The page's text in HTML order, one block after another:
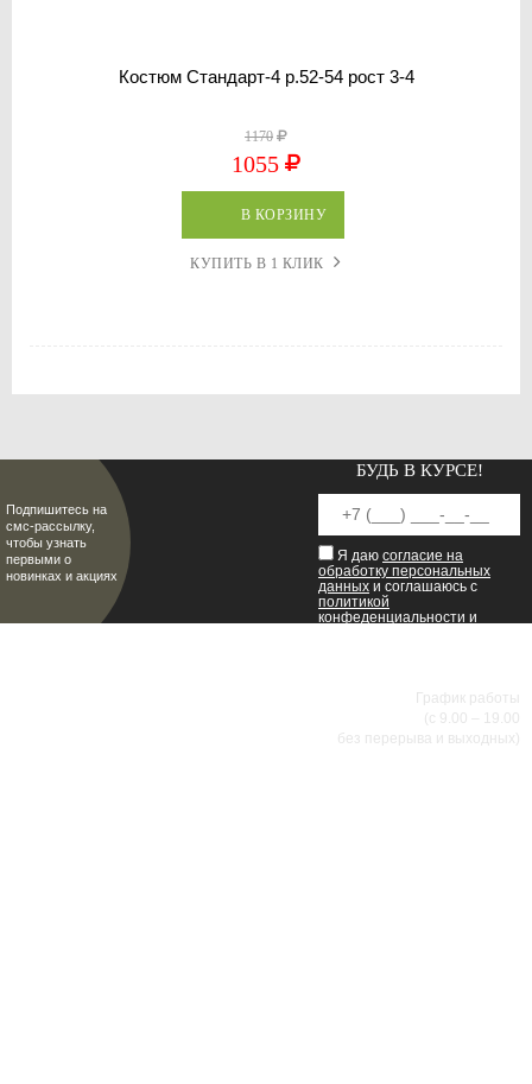
Костюм Стандарт-4 р.52-54 рост 3-4
1170
1055
В КОРЗИНУ
КУПИТЬ В 1 КЛИК
Подпишитесь на
смс-рассылку,
чтобы узнать
первыми о
новинках и акциях
БУДЬ В КУРСЕ!
Я даю согласие на
обработку персональных
данных и соглашаюсь с
политикой
конфеденциальности и
График работы
(с 9.00 – 19.00
без перерыва и выходных)